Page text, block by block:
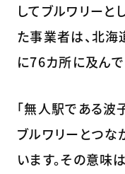
してブルワリーと
た事業者は、北海
に76カ所に及んで
「無人駅である波
ブルワリーとつな
います。その意味